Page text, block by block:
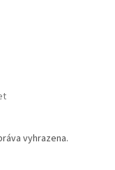
vyhrazena.